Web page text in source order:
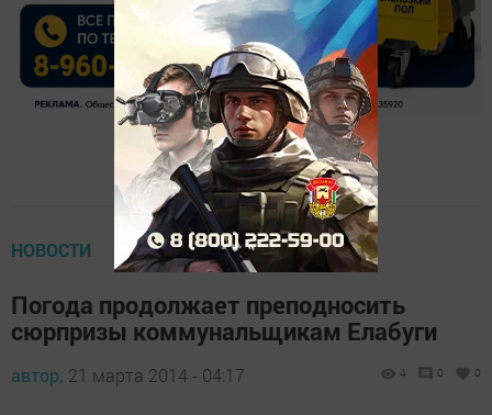
НОВОСТИ
Погода продолжает преподносить
сюрпризы коммунальщикам Елабуги
автор, 21 марта 2014 - 04:17 4 0 0